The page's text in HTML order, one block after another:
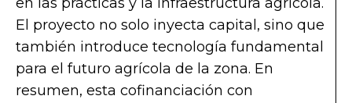
en las prácticas y la infraestructura agrícola.
El proyecto no solo inyecta capital, sino que
también introduce tecnología fundamental
para el futuro agrícola de la zona. En
resumen, esta cofinanciación con